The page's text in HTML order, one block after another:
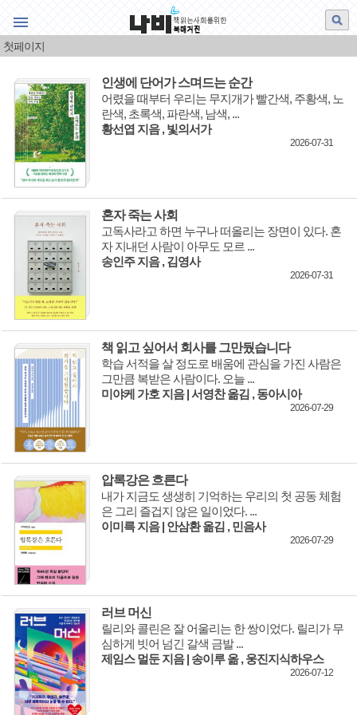
책 읽는 사회를 위한 북매거진
웹진나비
특집
책과생각
신간 제1장 공개
그림·책·그림책
책과 사람
서평
이 한 대목
영상 나비
영상 북리뷰
오늘의 공부
생각하는 사전
연재
미술 초보의 미술 수다
이미선의 그리스 신화 읽기
황주리의 그림소설 ‘네버랜드 다이어리'
유토피아/디스토피아 문학 이야기
이명호의 '감정의 산책자'
정윤수의 ‘서문이라도 읽자’
정여울의 ‘고전 캐릭터 열전’
이삼출의 '영시로 읽는 사람 이야기'
첫페이지
인생에 단어가 스며드는 순간
어렸을 때부터 우리는 무지개가 빨간색, 주황색, 노
란색, 초록색, 파란색, 남색, ...
황선엽 지음 , 빛의서가
2026-07-31
혼자 죽는 사회
고독사라고 하면 누구나 떠올리는 장면이 있다. 혼
자 지내던 사람이 아무도 모르 ...
송인주 지음 , 김영사
2026-07-31
책 읽고 싶어서 회사를 그만뒀습니다
학습 서적을 살 정도로 배움에 관심을 가진 사람은
그만큼 복받은 사람이다. 오늘 ...
미야케 가호 지음 | 서영찬 옮김 , 동아시아
2026-07-29
압록강은 흐른다
내가 지금도 생생히 기억하는 우리의 첫 공동 체험
은 그리 즐겁지 않은 일이었다. ...
이미륵 지음 | 안삼환 옮김 , 민음사
2026-07-29
러브 머신
릴리와 콜린은 잘 어울리는 한 쌍이었다. 릴리가 무
심하게 빗어 넘긴 갈색 금발 ...
제임스 멀둔 지음 | 송이루 옮 , 웅진지식하우스
2026-07-12